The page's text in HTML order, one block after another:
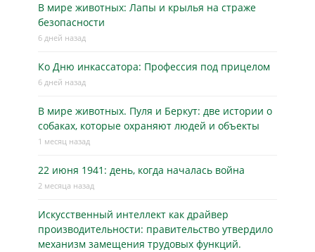
В мире животных: Лапы и крылья на страже
безопасности
6 дней назад
Ко Дню инкассатора: Профессия под прицелом
6 дней назад
В мире животных. Пуля и Беркут: две истории о
собаках, которые охраняют людей и объекты
1 месяц назад
22 июня 1941: день, когда началась война
2 месяца назад
Искусственный интеллект как драйвер
производительности: правительство утвердило
механизм замещения трудовых функций.